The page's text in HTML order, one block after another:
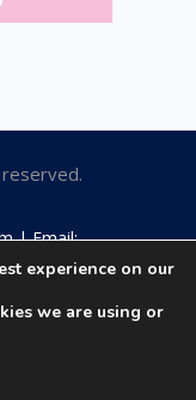
| Email:
649184063
experience on our
we are using or